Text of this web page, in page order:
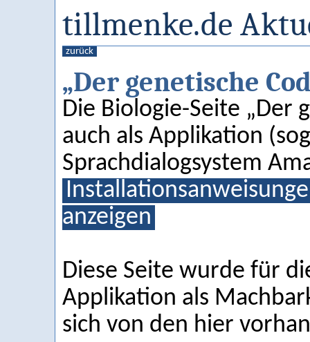
tillmenke.de
zurück
„Der genetische
Die Biologie-Seite „Der
auch als Applikation
Sprachdialogsystem
anzeigen
Diese Seite wurde für
Applikation als
sich von den hier